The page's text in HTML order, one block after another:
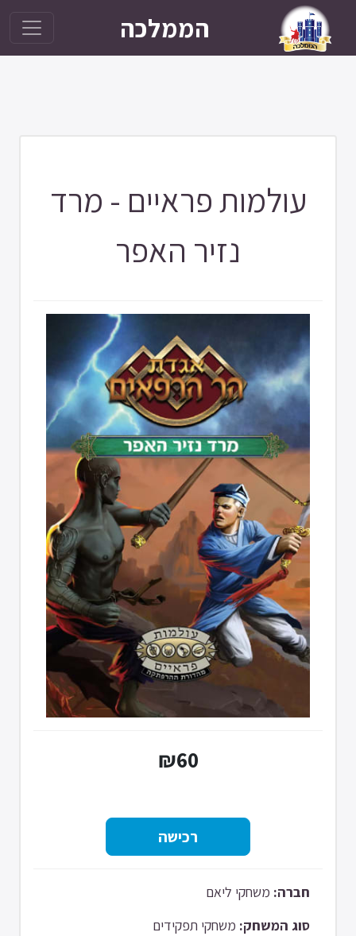
הממלכה
עולמות פראיים - מרד
נזיר האפר
₪60
חברה: משחקי ליאם
סוג המשחק: משחקי תפקידים